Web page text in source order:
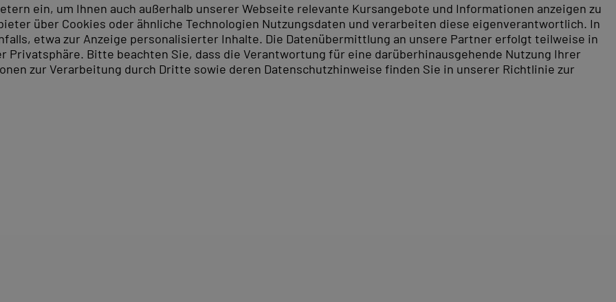
ein, um Ihnen auch außerhalb unserer Webseite relevante Kursangebote und Informationen anzeigen zu
über Cookies oder ähnliche Technologien Nutzungsdaten und verarbeiten diese eigenverantwortlich. In
etwa zur Anzeige personalisierter Inhalte. Die Datenübermittlung an unsere Partner erfolgt teilweise in
Privatsphäre. Bitte beachten Sie, dass die Verantwortung für eine darüberhinausgehende Nutzung Ihrer
zur Verarbeitung durch Dritte sowie deren Datenschutzhinweise finden Sie in unserer Richtlinie zur